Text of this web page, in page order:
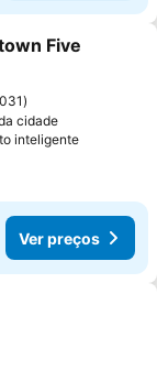
favoritos
Five
cidade
inteligenteVer
Ver preços
favoritos